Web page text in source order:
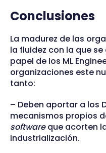
Conclusiones
La madurez de las
la fluidez con la que
papel de los ML
organizaciones este
tanto:
– Deben aportar a los
mecanismos propios
softwareque acorten
industrialización.